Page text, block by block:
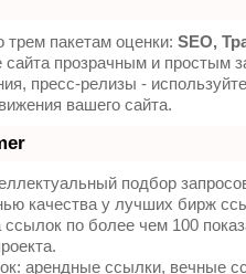
пакетам оценки: SEO,
прозрачным и простым
пресс-релизы -
вашего сайта.
подбор
качества у лучших бирж
по более чем 100
арендные ссылки, вечные